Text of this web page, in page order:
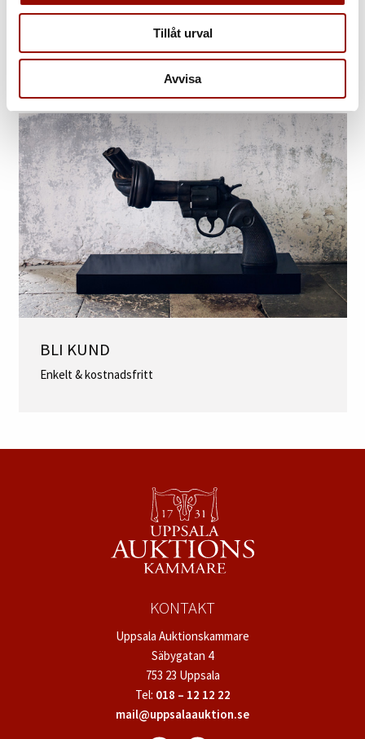
Tillåt urval
Avvisa
Ett av Nordens ledande auktionshus
BLI KUND
Enkelt & kostnadsfritt
KONTAKT
Uppsala Auktionskammare
Säbygatan 4
753 23 Uppsala
Tel: 018 – 12 12 22
mail@uppsalaauktion.se